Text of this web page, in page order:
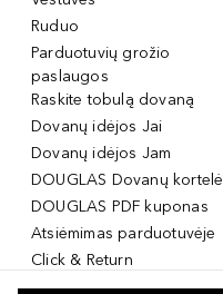
Ruduo
Parduotuvių grožio
paslaugos
Raskite tobulą dovaną
Dovanų idėjos Jai
Dovanų idėjos Jam
DOUGLAS Dovanų kortelė
DOUGLAS PDF kuponas
Atsiėmimas parduotuvėje
Click & Return
DOUGLAS Grožio Kortelė